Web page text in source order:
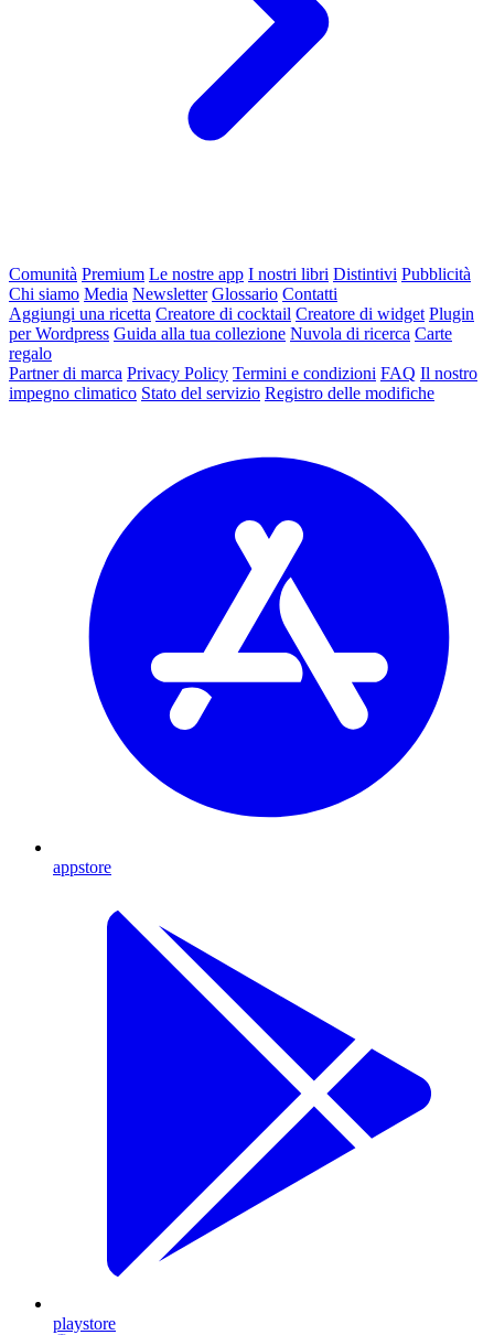
Comunità Premium Le nostre app I nostri libri Distintivi Pubblicità
Chi siamo Media Newsletter Glossario Contatti
Aggiungi una ricetta Creatore di cocktail Creatore di widget Plugin
per Wordpress Guida alla tua collezione Nuvola di ricerca Carte
regalo
Partner di marca Privacy Policy Termini e condizioni FAQ Il nostro
impegno climatico Stato del servizio Registro delle modifiche
appstore
playstore